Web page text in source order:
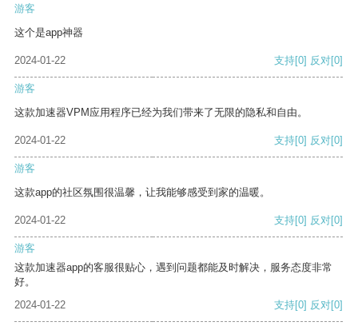
游客
这个是app神器
2024-01-22 支持[0] 反对[0]
游客
这款加速器VPM应用程序已经为我们带来了无限的隐私和自由。
2024-01-22 支持[0] 反对[0]
游客
这款app的社区氛围很温馨，让我能够感受到家的温暖。
2024-01-22 支持[0] 反对[0]
游客
这款加速器app的客服很贴心，遇到问题都能及时解决，服务态度非常
好。
2024-01-22
支持[0] 反对[0]